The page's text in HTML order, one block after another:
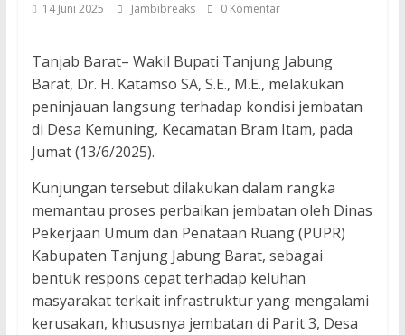
14 Juni 2025 Jambibreaks 0 Komentar
Tanjab Barat– Wakil Bupati Tanjung Jabung
Barat, Dr. H. Katamso SA, S.E., M.E., melakukan
peninjauan langsung terhadap kondisi jembatan
di Desa Kemuning, Kecamatan Bram Itam, pada
Jumat (13/6/2025).
Kunjungan tersebut dilakukan dalam rangka
memantau proses perbaikan jembatan oleh Dinas
Pekerjaan Umum dan Penataan Ruang (PUPR)
Kabupaten Tanjung Jabung Barat, sebagai
bentuk respons cepat terhadap keluhan
masyarakat terkait infrastruktur yang mengalami
kerusakan, khususnya jembatan di Parit 3, Desa